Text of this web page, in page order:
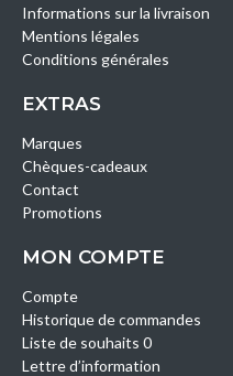
Informations sur la livraison
Mentions légales
Conditions générales
EXTRAS
Marques
Chèques-cadeaux
Contact
Promotions
MON COMPTE
Compte
Historique de commandes
Liste de souhaits 0
Lettre d’information